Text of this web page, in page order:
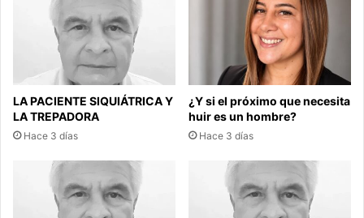
LA PACIENTE SIQUIÁTRICA Y
LA TREPADORA
Hace 3 días
¿Y si el próximo que necesita
huir es un hombre?
Hace 3 días